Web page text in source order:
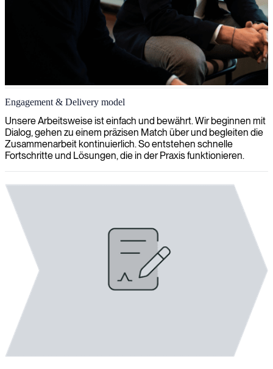
Engagement & Delivery model
Unsere Arbeitsweise ist einfach und bewährt. Wir beginnen mit
Dialog, gehen zu einem präzisen Match über und begleiten die
Zusammenarbeit kontinuierlich. So entstehen schnelle
Fortschritte und Lösungen, die in der Praxis funktionieren.